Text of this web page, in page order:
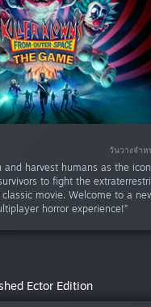
วันวางจำ
and harvest humans as the
to fight the
movie. Welcome to a
horror experience!”
วันวางจำห
Ector Edition